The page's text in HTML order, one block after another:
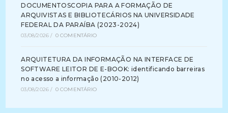
DOCUMENTOSCOPIA PARA A FORMAÇÃO DE
ARQUIVISTAS E BIBLIOTECÁRIOS NA UNIVERSIDADE
FEDERAL DA PARAÍBA (2023-2024)
03/08/2026 / 0 COMENTÁRIO
ARQUITETURA DA INFORMAÇÃO NA INTERFACE DE
SOFTWARE LEITOR DE E-BOOK: identificando barreiras
no acesso a informação (2010-2012)
03/08/2026 / 0 COMENTÁRIO